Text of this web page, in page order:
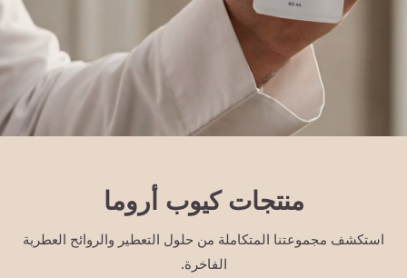
منتجات كيوب أروما
استكشف مجموعتنا المتكاملة من حلول التعطير والروائح العطرية
الفاخرة.